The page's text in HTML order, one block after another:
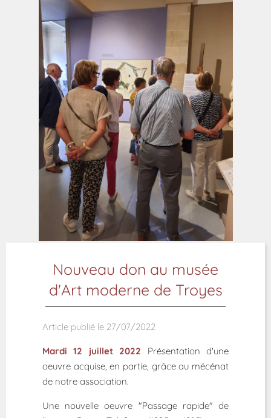
Nouveau don au musée
d'Art moderne de Troyes
Article publié le 27/07/2022
Mardi 12 juillet 2022 Présentation d'une
oeuvre acquise, en partie, grâce au mécénat
de notre association.
Une nouvelle oeuvre "Passage rapide" de